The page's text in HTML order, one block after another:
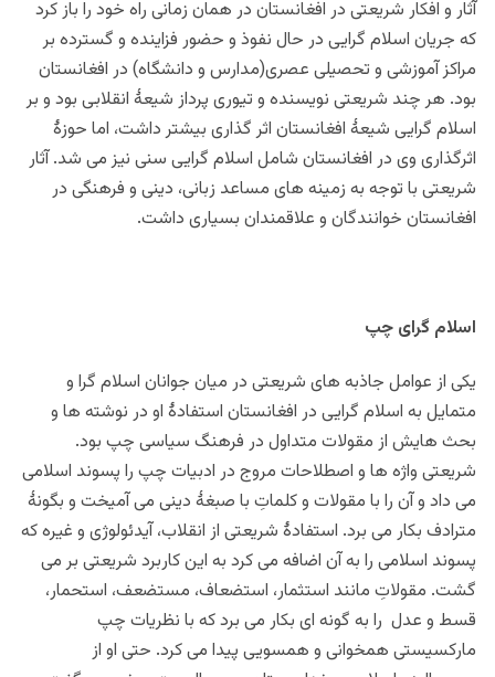
آثار و افکار شریعتی در افغانستان در همان زمانی راه خود را باز کرد
که جریان اسلام گرایی در حال نفوذ و حضور فزاینده و گسترده بر
مراکز آموزشی و تحصیلی عصری(مدارس و دانشگاه) در افغانستان
بود. هر چند شریعتی نویسنده و تیوری پرداز شیعۀ انقلابی بود و بر
اسلام گرایی شیعۀ افغانستان اثر گذاری بیشتر داشت، اما حوزۀ
اثرگذاری وی در افغانستان شامل اسلام گرایی سنی نیز می شد. آثار
شریعتی با توجه به زمینه های مساعد زبانی، دینی و فرهنگی در
افغانستان خوانندگان و علاقمندان بسیاری داشت.
اسلام گرای چپ
یکی از عوامل جاذبه های شریعتی در میان جوانان اسلام گرا و
متمایل به اسلام گرایی در افغانستان استفادۀ او در نوشته ها و
بحث هایش از مقولات متداول در فرهنگ سیاسی چپ بود.
شریعتی واژه ها و اصطلاحات مروج در ادبیات چپ را پسوند اسلامی
می داد و آن را با مقولات و کلماتِ با صبغۀ دینی می آمیخت و بگونۀ
مترادف بکار می برد. استفادۀ شریعتی از انقلاب، آیدئولوژی و غیره که
پسوند اسلامی را به آن اضافه می کرد به این کاربرد شریعتی بر می
گشت. مقولاتِ مانند استثمار، استضعاف، مستضعف، استحمار،
قسط و عدل را به گونه ای بکار می برد که با نظریات چپ
مارکسیستی همخوانی و همسویی پیدا می کرد. حتی او از